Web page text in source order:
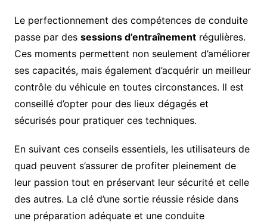
Le perfectionnement des compétences de conduite
passe par des sessions d’entraînementrégulières.
Ces moments permettent non seulement d’améliorer
ses capacités, mais également d’acquérir un meilleur
contrôle du véhicule en toutes circonstances. Il est
conseillé d’opter pour des lieux dégagés et
sécurisés pour pratiquer ces techniques.
En suivant ces conseils essentiels, les utilisateurs de
quad peuvent s’assurer de profiter pleinement de
leur passion tout en préservant leur sécurité et celle
des autres. La clé d’une sortie réussie réside dans
une préparation adéquate et une conduite